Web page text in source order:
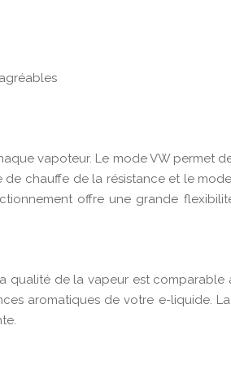
vapoteur. Le mode VW permet
chauffe de la résistance et le
offre une grande
qualité de la vapeur est
aromatiques de votre e-liquide.